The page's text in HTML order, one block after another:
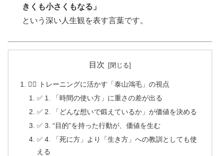
きくも小さくもなる」
という深い人生観を表す言葉です。
目次
🏋️‍♂️ トレーニングに活かす「泰山鴻毛」の視点
✅ 1. 「時間の使い方」に重さの差が出る
✅ 2. 「どんな想いで鍛えているか」が価値を決める
✅ 3. “目的”を持った行動が、価値を生む
✅ 4. 「死に方」より「生き方」への教訓としても使
える